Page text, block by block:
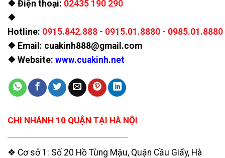
❖ Điện thoại: 02435 190 290
❖
Hotline: 0915.842.888- 0915.01.8880- 0985.01.8880
❖ Email: cuakinh888@gmail.com
❖ Website: www.cuakinh.net
CHI NHÁNH 10 QUẬN TẠI HÀ NỘI
❖ Cơ sở 1: Số 20 Hồ Tùng Mậu, Quận Cầu Giấy, Hà